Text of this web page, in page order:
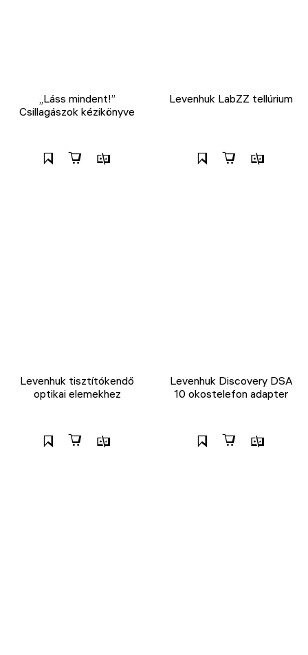
„Láss mindent!”
Csillagászok kézikönyve
Levenhuk LabZZ tellúrium
Levenhuk tisztítókendő
optikai elemekhez
Levenhuk Discovery DSA
10 okostelefon adapter